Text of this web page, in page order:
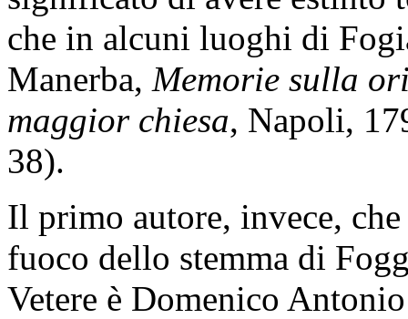
che in alcuni luoghi di
Manerba, Memorie sulla
maggior chiesa, Napoli,
38).
Il primo autore, invece,
fuoco dello stemma di
Vetere è Domenico